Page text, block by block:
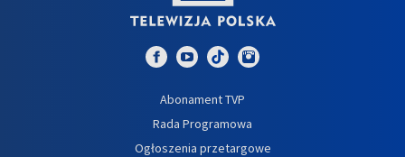
Abonament TVP
Rada Programowa
Ogłoszenia przetargowe